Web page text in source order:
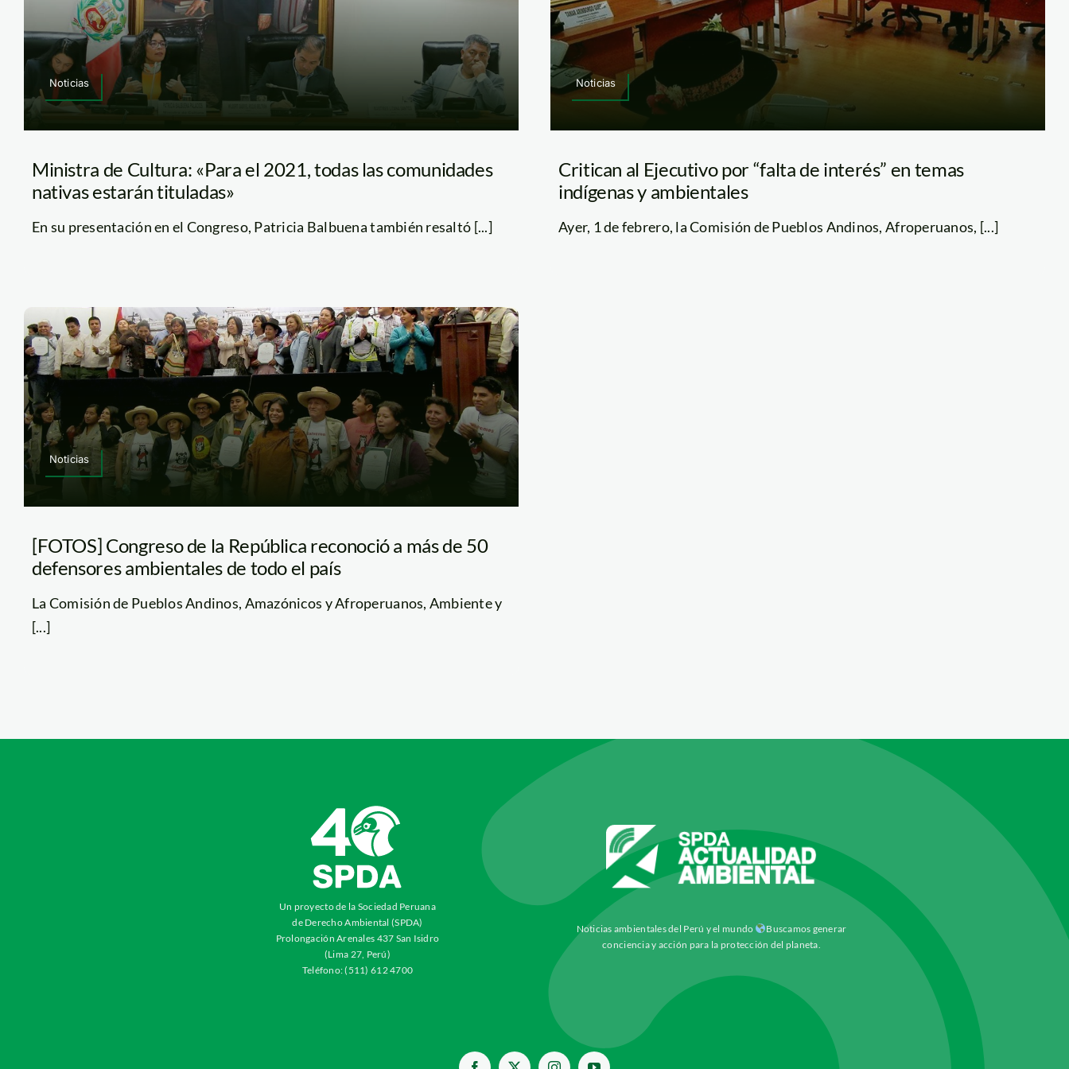
Noticias
Ministra de Cultura: «Para el 2021, todas las comunidades
nativas estarán tituladas»
En su presentación en el Congreso, Patricia Balbuena también resaltó [...]
Noticias
Critican al Ejecutivo por “falta de interés” en temas
indígenas y ambientales
Ayer, 1 de febrero, la Comisión de Pueblos Andinos, Afroperuanos, [...]
Noticias
[FOTOS] Congreso de la República reconoció a más de 50
defensores ambientales de todo el país
La Comisión de Pueblos Andinos, Amazónicos y Afroperuanos, Ambiente y
[...]
Un proyecto de la Sociedad Peruana
de Derecho Ambiental (SPDA)
Prolongación Arenales 437 San Isidro
(Lima 27, Perú)
Teléfono: (511) 612 4700
Noticias ambientales del Perú y el mundo
Buscamos generar
conciencia y acción para la protección del planeta.